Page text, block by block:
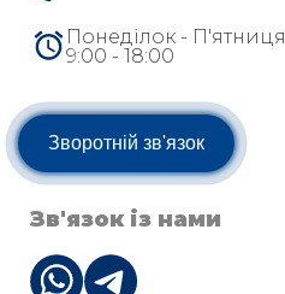
Понеділок - П'ятниця
9:00 - 18:00
Зворотній зв'язок
Зв'язок із нами